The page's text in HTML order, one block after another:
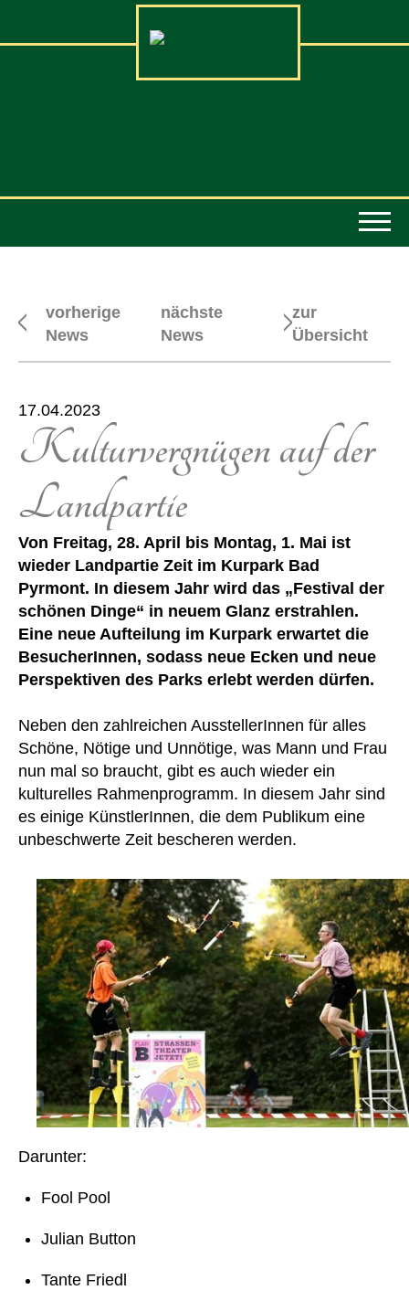
vorherige
News
nächste
News
zur
Übersicht
17.04.2023
Kulturvergnügen auf der
Landpartie
Von Freitag, 28. April bis Montag, 1. Mai ist
wieder Landpartie Zeit im Kurpark Bad
Pyrmont. In diesem Jahr wird das „Festival der
schönen Dinge“ in neuem Glanz erstrahlen.
Eine neue Aufteilung im Kurpark erwartet die
BesucherInnen, sodass neue Ecken und neue
Perspektiven des Parks erlebt werden dürfen.
Neben den zahlreichen AusstellerInnen für alles
Schöne, Nötige und Unnötige, was Mann und Frau
nun mal so braucht, gibt es auch wieder ein
kulturelles Rahmenprogramm. In diesem Jahr sind
es einige KünstlerInnen, die dem Publikum eine
unbeschwerte Zeit bescheren werden.
Darunter:
Fool Pool
Julian Button
Tante Friedl